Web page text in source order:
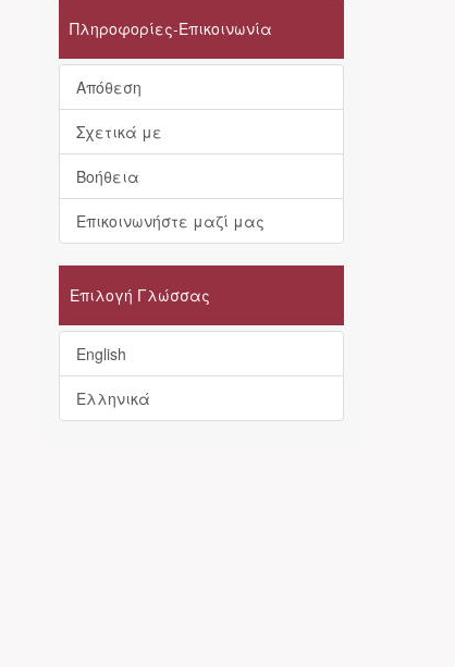
Πληροφορίες-Επικοινωνία
Απόθεση
Σχετικά με
Βοήθεια
Επικοινωνήστε μαζί μας
Επιλογή Γλώσσας
English
Ελληνικά